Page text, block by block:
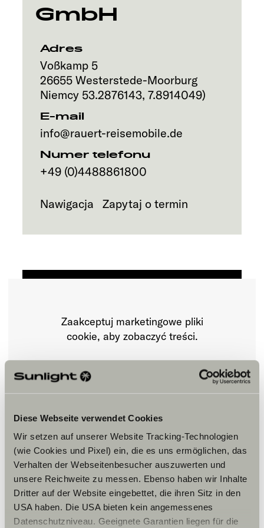
Diese Webseite verwendet Cookies
Wir setzen auf unserer Website Tracking-Technologien
(wie Cookies und Pixel) ein, die es uns ermöglichen, das
Verhalten der Webseitenbesucher auszuwerten und
unsere Reichweite zu messen. Ebenso haben wir Inhalte
Dritter auf der Website eingebettet, die ihren Sitz in den
USA haben. Die USA bieten kein angemessenes
Datenschutzniveau. Geeignete Garantien liegen für die
GmbH
Adres
Voßkamp 5
26655 Westerstede-Moorburg
Niemcy 53.2876143, 7.8914049)
E-mail
info@rauert-reisemobile.de
Numer telefonu
+49 (0)4488861800
Nawigacja Zapytaj o termin
Godziny otwarcia
FAHRZEUGVERKAUF/ VERMIETUNG
Montag – Freitag:
Zaakceptuj marketingowe pliki
cookie, aby zobaczyć treści.
Ustawienia plików cookie